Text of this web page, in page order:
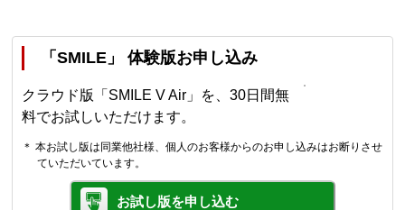
「SMILE」 体験版お申し込み
クラウド版「SMILE V Air」を、30日間無
料でお試しいただけます。
＊ 本お試し版は同業他社様、個人のお客様からのお申し込みはお断りさせ
ていただいています。
お試し版を申し込む